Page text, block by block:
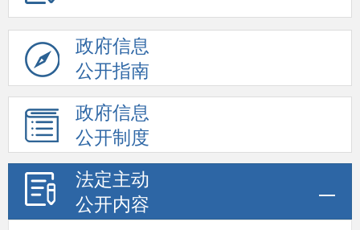
政府信息
公开指南
政府信息
公开制度
法定主动
公开内容